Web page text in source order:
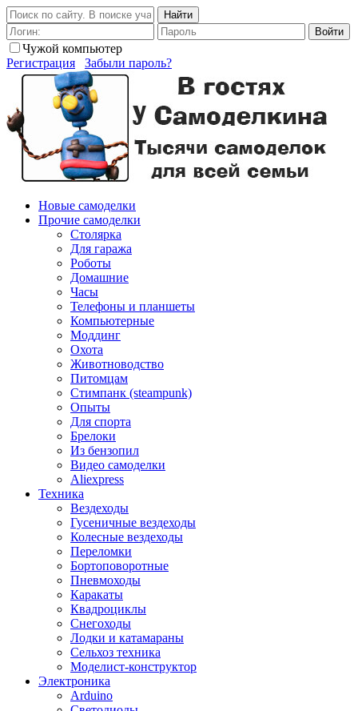
Найти
Войти
Чужой компьютер
Регистрация
Забыли пароль?
Новые самоделки
Прочие самоделки
Столярка
Для гаража
Роботы
Домашние
Часы
Телефоны и планшеты
Компьютерные
Моддинг
Охота
Животноводство
Питомцам
Стимпанк (steampunk)
Опыты
Для спорта
Брелоки
Из бензопил
Видео самоделки
Aliexpress
Техника
Вездеходы
Гусеничные вездеходы
Колесные вездеходы
Переломки
Бортоповоротные
Пневмоходы
Каракаты
Квадроциклы
Снегоходы
Лодки и катамараны
Сельхоз техника
Моделист-конструктор
Электроника
Arduino